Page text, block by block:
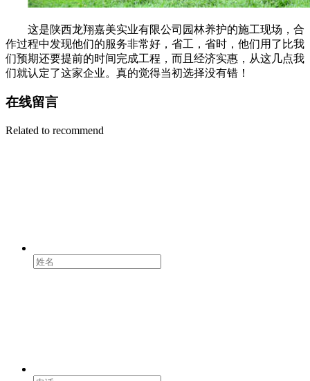
这是陕西龙翔嘉美实业有限公司园林养护的施工现场，合
作过程中发现他们的服务非常好，省工，省时，他们用了比我
们预期还要提前的时间完成工程，而且经济实惠，从这几点我
们就认定了这家企业。真的觉得当初选择没有错！
在线留言
Related to recommend